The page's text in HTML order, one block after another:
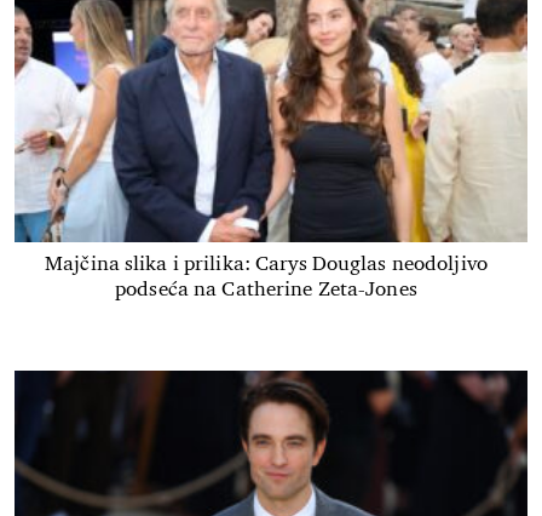
Majčina slika i prilika: Carys Douglas neodoljivo
podseća na Catherine Zeta-Jones